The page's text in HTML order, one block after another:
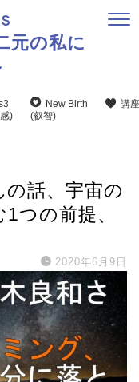
元の私に
)
New Birth
(叡智)
講
話、宇宙の
つの前提、
2020年6月9日